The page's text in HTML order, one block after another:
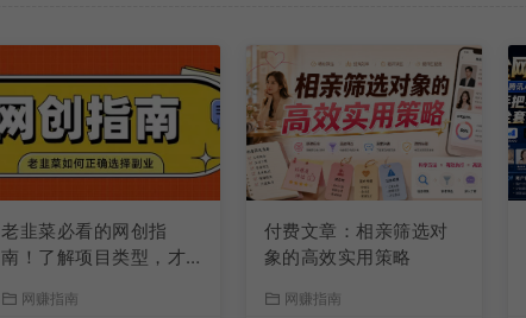
老韭菜必看的网创指
南！了解项目类型，才
拿到想要的结果
网赚指南
付费文章：相亲筛选对
象的高效实用策略
网赚指南